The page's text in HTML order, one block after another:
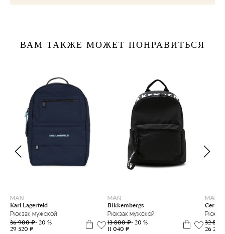
ВАМ ТАКЖЕ МОЖЕТ ПОНРАВИТЬСЯ
MAN
Karl Lagerfeld
Рюкзак мужской
36 900 ₽- 20 %
29 520 ₽
MAN
Bikkembergs
Рюкзак мужской
13 800 ₽- 20 %
11 040 ₽
MAN
Cerruti
32
26 240